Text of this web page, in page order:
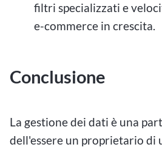
filtri specializzati e
e-commerce in crescita.
Conclusione
La gestione dei dati è una
dell'essere un proprietario di